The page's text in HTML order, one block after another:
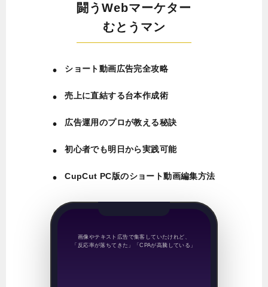
闘うWebマーケター
むとうマン
ショート動画広告完全攻略
売上に直結する台本作成術
広告運用のプロが教える秘訣
初心者でも明日から実践可能
CupCut PC版のショート動画編集方法
画像やテキスト広告で集客していたけれど、
「反応率が落ちてきた」「CPAが高騰している」